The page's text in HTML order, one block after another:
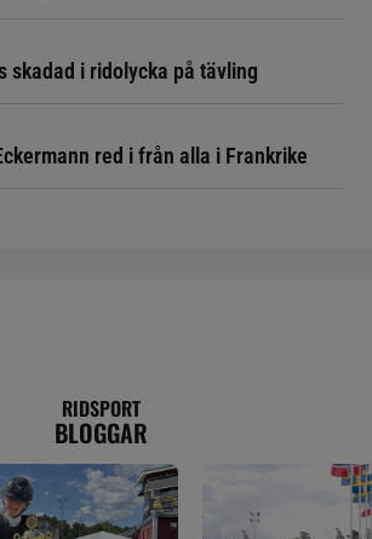
skadad i ridolycka på tävling
red i från alla i Frankrike
RIDSPORT
BLOGGAR